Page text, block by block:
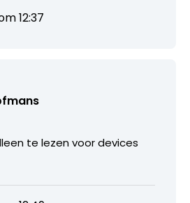
12:37
te lezen voor devices